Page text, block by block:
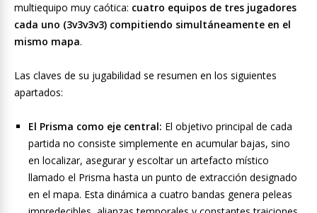
multiequipo muy caótica: cuatro equipos de tres jugadores
cada uno (3v3v3v3) compitiendo simultáneamente en el
mismo mapa.
Las claves de su jugabilidad se resumen en los siguientes
apartados:
El Prisma como eje central: El objetivo principal de cada
partida no consiste simplemente en acumular bajas, sino
en localizar, asegurar y escoltar un artefacto místico
llamado el Prisma hasta un punto de extracción designado
en el mapa. Esta dinámica a cuatro bandas genera peleas